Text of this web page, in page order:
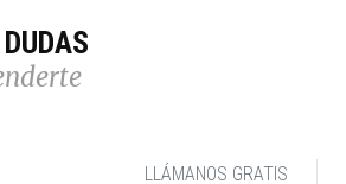
LLÁMANOS GRATIS